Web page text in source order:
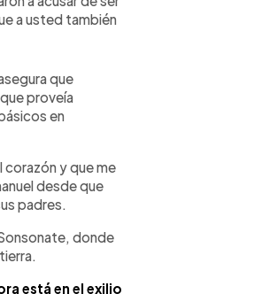
a usted también
que
proveía
en
corazón y que me
desde que
padres.
donde
está en el exilio